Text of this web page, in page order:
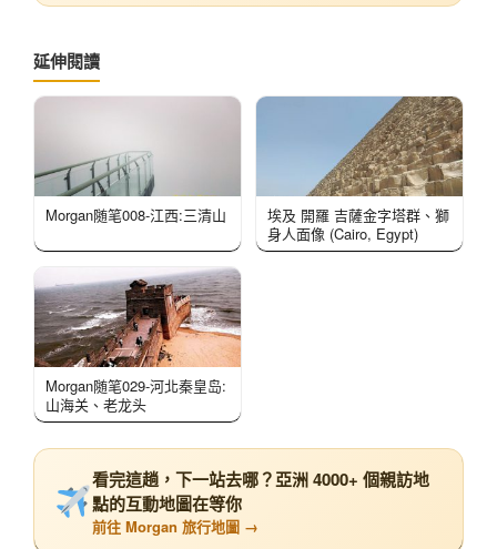
延伸閱讀
Morgan随笔008-江西:三清山
埃及 開羅 吉薩金字塔群、獅
身人面像 (Cairo, Egypt)
Morgan随笔029-河北秦皇岛:
山海关、老龙头
看完這趟，下一站去哪？亞洲 4000+ 個親訪地
點的互動地圖在等你
前往 Morgan 旅行地圖 →